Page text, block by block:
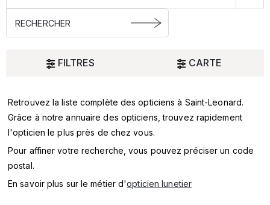
FILTRES CARTE
Oui
SERVICES
MARQUES
Retrouvez la liste complète des opticiens à Saint-Leonard.
Grâce à notre annuaire des opticiens, trouvez rapidement
l'opticien le plus près de chez vous.
Pour affiner votre recherche, vous pouvez préciser un code
postal.
En savoir plus sur le métier d'opticien lunetier